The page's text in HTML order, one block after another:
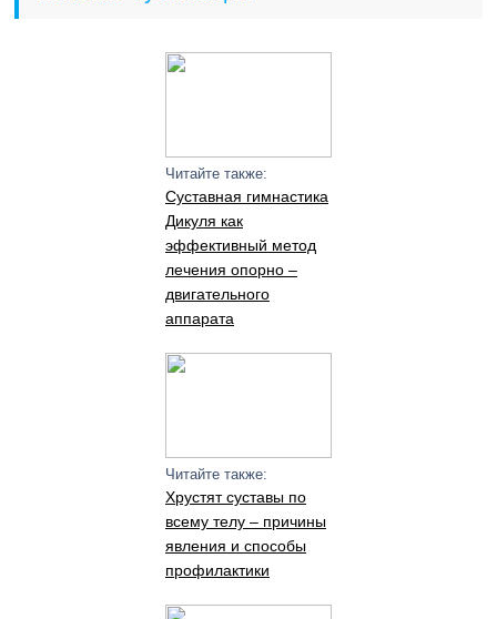
Читайте также:
Суставная гимнастика
Дикуля как
эффективный метод
лечения опорно –
двигательного
аппарата
Читайте также:
Хрустят суставы по
всему телу – причины
явления и способы
профилактики